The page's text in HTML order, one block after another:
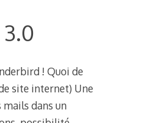
! Quoi de
site internet) Une
dans un